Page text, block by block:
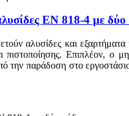
EN 818-4 με δύο
αλυσίδες και εξαρτήματα
Επιπλέον, ο
την παράδοση στο